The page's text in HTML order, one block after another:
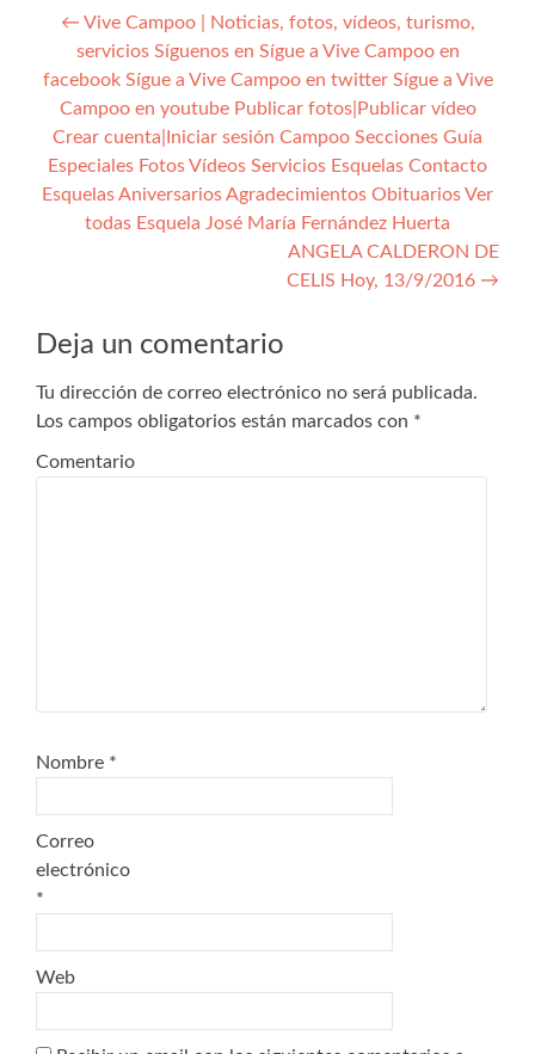
Navegación
de
entradas
← Vive Campoo | Noticias, fotos, vídeos, turismo,
servicios Síguenos en Sígue a Vive Campoo en
facebook Sígue a Vive Campoo en twitter Sígue a Vive
Campoo en youtube Publicar fotos|Publicar vídeo
Crear cuenta|Iniciar sesión Campoo Secciones Guía
Especiales Fotos Vídeos Servicios Esquelas Contacto
Esquelas Aniversarios Agradecimientos Obituarios Ver
todas Esquela José María Fernández Huerta
ANGELA CALDERON DE
CELIS Hoy, 13/9/2016 →
Deja un comentario
Tu dirección de correo electrónico no será publicada.
Los campos obligatorios están marcados con *
Comentario
Nombre *
Correo
electrónico
*
Web